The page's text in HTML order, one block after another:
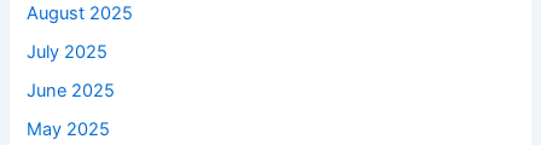
August 2025
July 2025
June 2025
May 2025